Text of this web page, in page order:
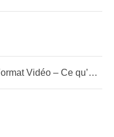
Format Vidéo – Ce qu’on vous cache sur la bulle financière du Bitcoin